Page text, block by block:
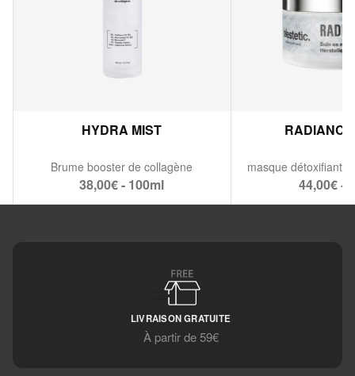
HYDRA MIST
Brume booster de collagène
38,00€ - 100ml 44,00€ -
LIVRAISON GRATUITE
À partir de 59€